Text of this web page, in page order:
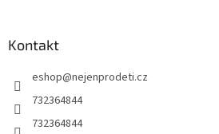
Kontakt
eshop@nejenprodeti.cz
732364844
732364844